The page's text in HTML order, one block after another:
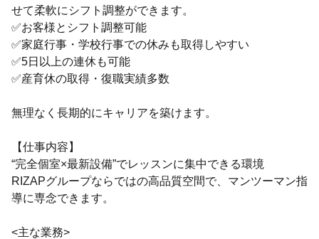
せて柔軟にシフト調整ができます。
✅お客様とシフト調整可能
✅家庭行事・学校行事での休みも取得しやすい
✅5日以上の連休も可能
✅産育休の取得・復職実績多数
無理なく長期的にキャリアを築けます。
【仕事内容】
“完全個室×最新設備”でレッスンに集中できる環境
RIZAPグループならではの高品質空間で、マンツーマン指
導に専念できます。
<主な業務>